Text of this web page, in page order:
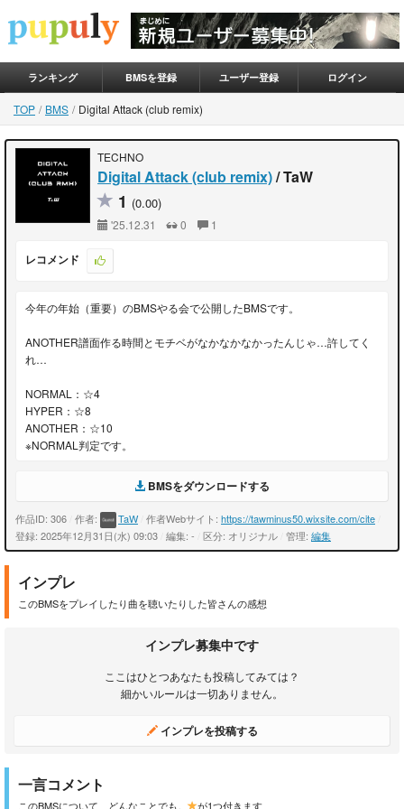
ランキング BMSを登録 ユーザー登録 ログイン
TOP BMS Digital Attack (club remix)
TECHNO
Digital Attack (club remix)/ TaW
1 (0.00)
'25.12.31 0 1
レコメンド
今年の年始（重要）のBMSやる会で公開したBMSです。
ANOTHER譜面作る時間とモチベがなかなかなかったんじゃ…許してく
れ…
NORMAL：☆4
HYPER：☆8
ANOTHER：☆10
※NORMAL判定です。
BMSをダウンロードする
作品ID: 306 作者: TaW 作者Webサイト: https://tawminus50.wixsite.com/cite
登録: 2025年12月31日(水) 09:03 編集: - 区分: オリジナル 管理: 編集
インプレ
このBMSをプレイしたり曲を聴いたりした皆さんの感想
インプレ募集中です
ここはひとつあなたも投稿してみては？
細かいルールは一切ありません。
インプレを投稿する
一言コメント
このBMSについて、どんなことでも。 が1つ付きます